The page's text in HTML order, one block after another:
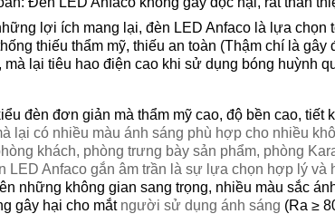
lợi ích mang lại, đèn LED Anfaco là lựa chọn
thiếu thẩm mỹ, thiếu an toàn (Thậm chí là
mà lại tiêu hao điện cao khi sử dụng bóng huỳnh
đèn đơn giản mà thẩm mỹ cao, độ bền cao, tiết
lại có nhiều màu ánh sáng phù hợp cho nhiều
khách, phòng trưng bày sản phẩm, phòng
Anfaco gắn âm trần là sự lựa chọn hợp lý và
những không gian sang trọng, nhiều màu sắc
gây hại cho mắt người sử dụng ánh sáng (Ra ≥